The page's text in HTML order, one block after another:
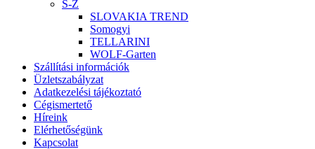
S-Z
SLOVAKIA TREND
Somogyi
TELLARINI
WOLF-Garten
Szállítási információk
Üzletszabályzat
Adatkezelési tájékoztató
Cégismertető
Híreink
Elérhetőségünk
Kapcsolat